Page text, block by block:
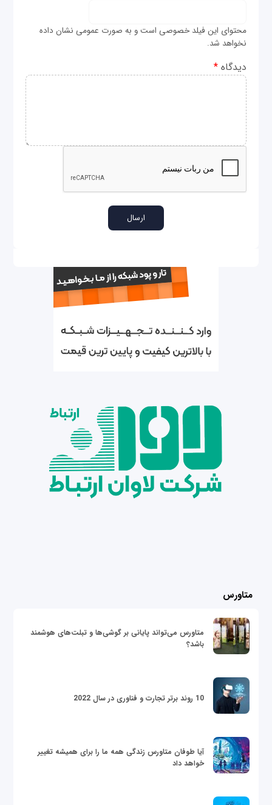
محتوای این فیلد خصوصی است و به صورت عمومی نشان داده
نخواهد شد.
دیدگاه*
متاورس
متاورس می‌تواند پایانی بر گوشی‌ها و تبلت‌های هوشمند
باشد؟
10 روند برتر تجارت و فناوری در سال 2022
آیا طوفان متاورس زندگی همه ما را برای همیشه تغییر
خواهد داد